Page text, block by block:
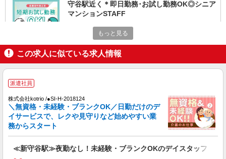
守谷駅近く＊即日勤務･お試し勤務OK◎シニア
マンションSTAFF
時給1600円〜2250円 ＜日払い有/週払い有/交
通費全支給(ガソリン代含む)＞
守谷市
キープ 詳細を見る
日研トータルソーシング株式会社 メディカルケア事業部/柏オフィス
【看護助手】
時給1,280円 ★週払いOK（規定あり） ※給与
幅は経験・能力による
もっと見る
この求人に似ている求人情報
派遣社員
株式会社kotrio /●SI-H-2018124
＼無資格・未経験・ブランクOK／日勤だけのデ
イサービスで、レクや見守りなど始めやすい業
務からスタート
≪新守谷駅≫夜勤なし！未経験・ブランクOKのデイスタッフ